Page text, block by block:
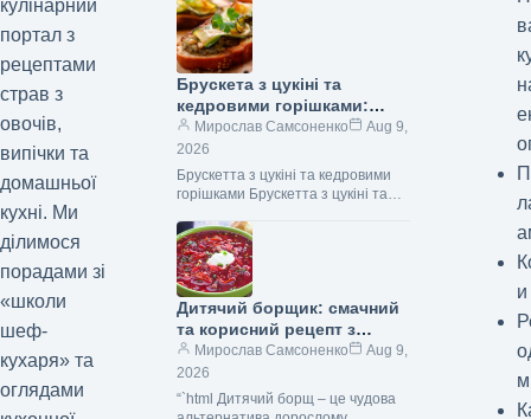
кулінарний
портал з
рецептами
страв з
овочів,
випічки та
домашньої
кухні. Ми
ділимося
порадами зі
«школи
шеф-
кухаря» та
оглядами
Брускетта з цукіні та кедровими
горішками — це…
Брускета з цукіні та
кедровими горішками:
легка закуска з фото та
смачним секретом
Мирослав Самсоненко
Aug 9,
2026
Брускетта з цукіні та кедровими
горішками Брускетта з цукіні та
Shutterstock/FOTODOM) Брускетта
з цукіні та кедровими горішками…
Дитячий борщик: смачний
та корисний рецепт з
покроковими фото
Мирослав Самсоненко
Aug 9,
2026
“`html Дитячий борщ – це чудова
и
м